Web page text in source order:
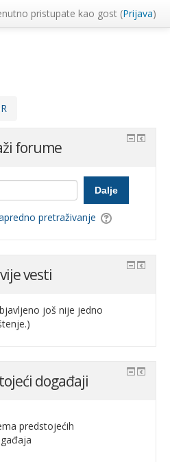
pristupate kao gost (Prijava)
forume
Dalje
pretraživanje
vesti
još nije jedno
događaji
predstojećih